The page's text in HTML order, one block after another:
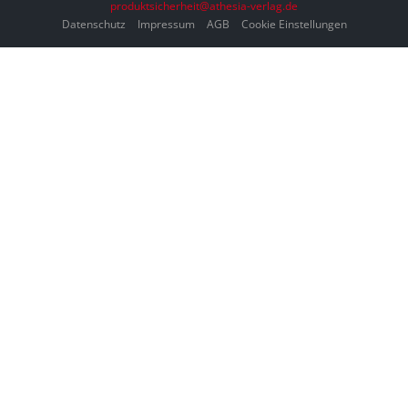
produktsicherheit@athesia-verlag.de
Datenschutz
Impressum AGB Cookie Einstellungen